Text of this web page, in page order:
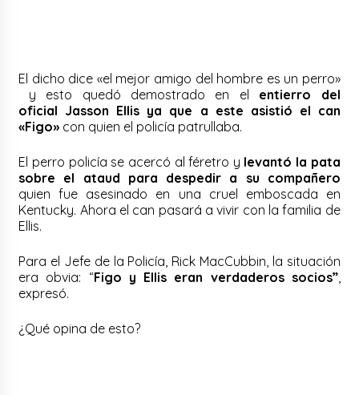
El dicho dice «el mejor amigo del hombre es un perro»
y esto quedó demostrado en el entierro del
oficial Jasson Ellis ya que a este asistió el can
«Figo» con quien el policía patrullaba.
El perro policía se acercó al féretro y levantó la pata
sobre el ataud para despedir a su compañero
quien fue asesinado en una cruel emboscada en
Kentucky. Ahora el can pasará a vivir con la familia de
Ellis.
Para el Jefe de la Policía, Rick MacCubbin, la situación
era obvia: “Figo y Ellis eran verdaderos socios”,
expresó.
¿Qué opina de esto?